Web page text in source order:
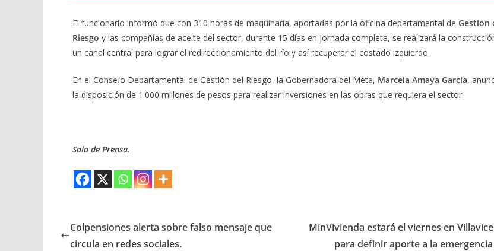
El funcionario informó que con 310 horas de maquinaria, aportadas por la oficina departamental de Gestión
Riesgo y las compañías de aceite del sector, durante 15 días en jornada completa, se realizará la
un canal central para lograr el redireccionamiento del río y así recuperar el costado izquierdo.
En el Consejo Departamental de Gestión del Riesgo, la Gobernadora del Meta, Marcela Amaya García,
la disposición de 1.000 millones de pesos para realizar inversiones en las obras que requiera el sector.
Sala de Prensa.
Colpensiones alerta sobre falso mensaje que
circula en redes sociales.
MinVivienda estará el viernes en
para definir aporte a la